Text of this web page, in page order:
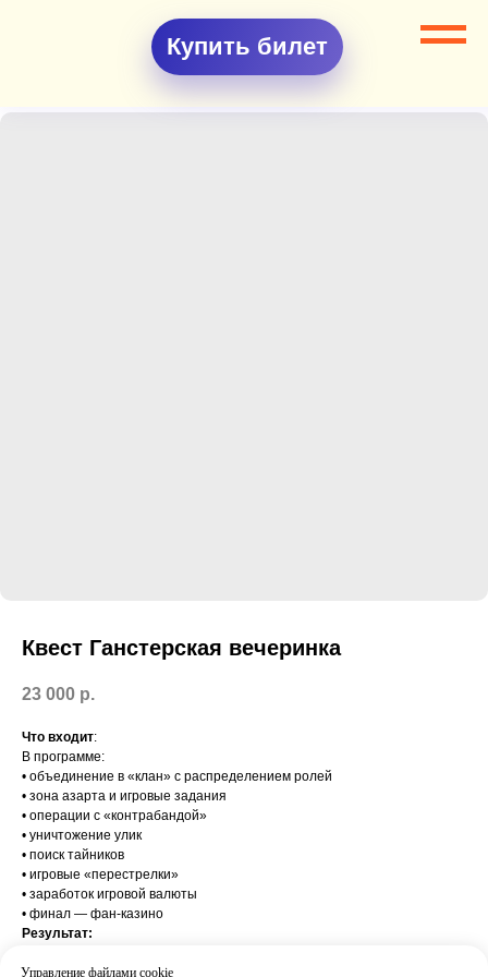
Купить билет
Квест Ганстерская вечеринка
23 000 р.
Что входит:
В программе:
• объединение в «клан» с распределением ролей
• зона азарта и игровые задания
• операции с «контрабандой»
• уничтожение улик
• поиск тайников
• игровые «перестрелки»
• заработок игровой валюты
• финал — фан-казино
Результат:
истории
Управление файлами cookie